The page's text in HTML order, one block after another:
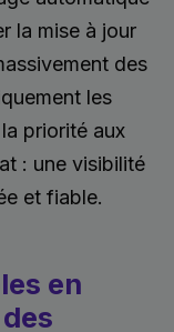
la mise à jour
des
les
priorité aux
: une visibilité
et fiable.
en